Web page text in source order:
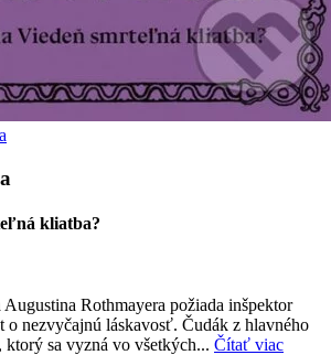
kliatba?
Rothmayera požiada inšpektor
nezvyčajnú láskavosť. Čudák z hlavného
ktorý sa vyzná vo všetkých... Čítať viac